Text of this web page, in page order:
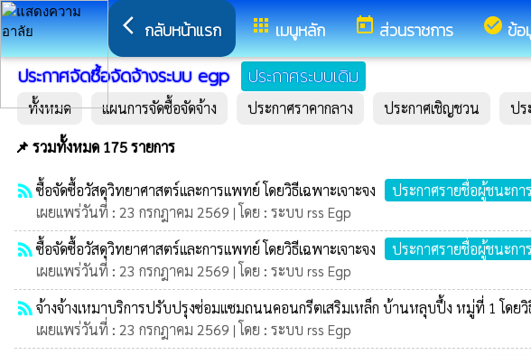
arrow_back_ios กลับหน้าแรก appsเมนูหลัก todayส่วนราชการ check_circleข้อ
ประกาศจัดซื้อจัดจ้างระบบ egp ประกาศระบบเดิม
ทั้งหมด แผนการจัดซื้อจัดจ้าง ประกาศราคากลาง ประกาศเชิญชวน ปร
📌 รวมทั้งหมด 175 รายการ
rss_feedซื้อจัดซื้อวัสดุวิทยาศาสตร์และการแพทย์ โดยวิธีเฉพาะเจาะจง
ประกาศรายชื่อผู้ชนะกา
เผยแพร่วันที่ : 23 กรกฎาคม 2569 | โดย : ระบบ rss Egp
rss_feedซื้อจัดซื้อวัสดุวิทยาศาสตร์และการแพทย์ โดยวิธีเฉพาะเจาะจง
ประกาศรายชื่อผู้ชนะกา
เผยแพร่วันที่ : 23 กรกฎาคม 2569 | โดย : ระบบ rss Egp
rss_feedจ้างจ้างเหมาบริการปรับปรุงซ่อมแซมถนนคอนกรีตเสริมเหล็ก บ้านหลุบปึ้ง หมู่ที่ 1 โดยวิธี
เผยแพร่วันที่ : 23 กรกฎาคม 2569 | โดย : ระบบ rss Egp